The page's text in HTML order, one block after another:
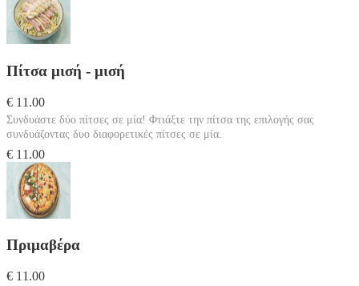
Πίτσα μισή - μισή
€ 11.00
Συνδυάστε δύο πίτσες σε μία! Φτιάξτε την πίτσα της επιλογής σας
συνδυάζοντας δυο διαφορετικές πίτσες σε μία.
€ 11.00
Πριμαβέρα
€ 11.00